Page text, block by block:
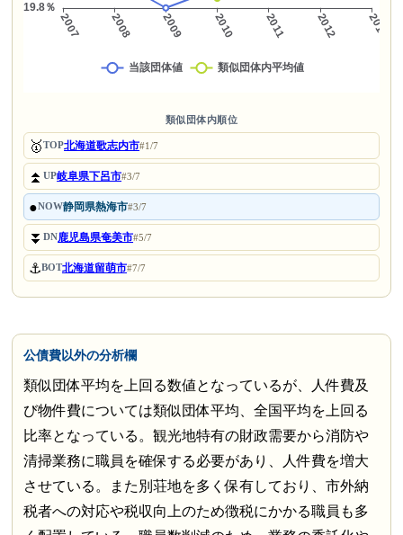
類似団体内順位
🥇TOP北海道歌志内市#1/7
⏫UP岐阜県下呂市#3/7
●NOW静岡県熱海市#3/7
⏬DN鹿児島県奄美市#5/7
⚓BOT北海道留萌市#7/7
公債費以外の分析欄
類似団体平均を上回る数値となっているが、人件費及
び物件費については類似団体平均、全国平均を上回る
比率となっている。観光地特有の財政需要から消防や
清掃業務に職員を確保する必要があり、人件費を増大
させている。また別荘地を多く保有しており、市外納
税者への対応や税収向上のため徴税にかかる職員も多